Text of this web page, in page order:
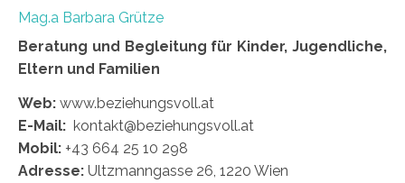
Mag.a Barbara Grütze
Beratung und Begleitung für Kinder, Jugendliche,
Eltern und Familien
Web: www.beziehungsvoll.at
E-Mail: kontakt@beziehungsvoll.at
Mobil: +43 664 25 10 298
Adresse: Ultzmanngasse 26, 1220 Wien